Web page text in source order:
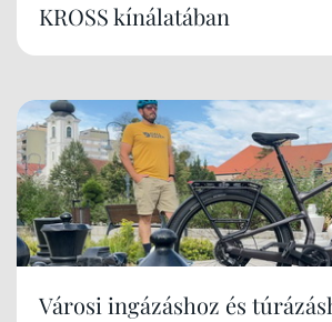
KROSS kínálatában
Városi ingázáshoz és